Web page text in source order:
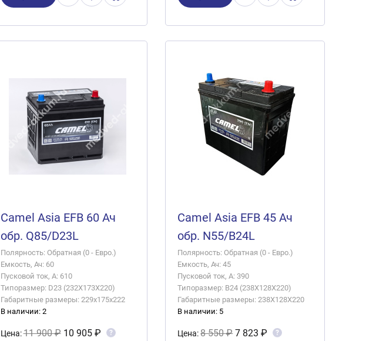
Camel Asia EFB 60 Ач
обр. Q85/D23L
Полярность: Обратная (0 - Евро.)
Емкость, Ач: 60
Пусковой ток, А: 610
Типоразмер: D23 (232X173X220)
Габаритные размеры: 229x175x222
В наличии: 2
Цена:11 900 ₽ 10 905 ₽ ?
Camel Asia EFB 45 Ач
обр. N55/B24L
Полярность: Обратная (0 - Евро.)
Емкость, Ач: 45
Пусковой ток, А: 390
Типоразмер: B24 (238X128X220)
Габаритные размеры: 238X128X220
В наличии: 5
Цена:8 550 ₽ 7 823 ₽ ?